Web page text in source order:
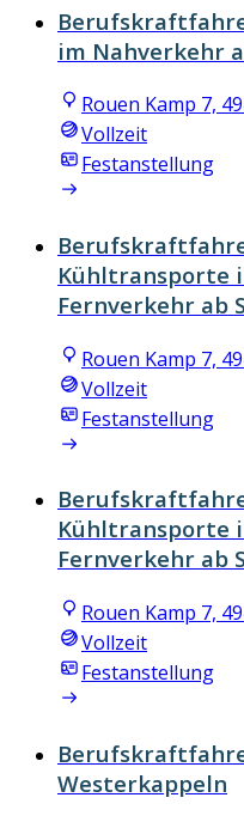
im Nahverkehr
Rouen Kamp 7,
Vollzeit
Festanstellung
Kühltransporte
Fernverkehr ab
Rouen Kamp 7,
Vollzeit
Festanstellung
Kühltransporte
Fernverkehr ab
Rouen Kamp 7,
Vollzeit
Festanstellung
Westerkappeln